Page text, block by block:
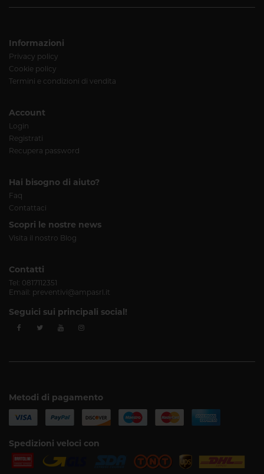
Informazioni
Privacy policy
Cookie policy
Termini e condizioni di vendita
Account
Login
Registrati
Recupera password
Hai bisogno di aiuto?
Faq
Contattaci
Scopri le nostre news
Visita il nostro Blog
Contatti
Tel: 0817112351
Email: preventivi@ampasrl.it
Seguici sui principali social!
Metodi di pagamento
Spedizioni veloci con